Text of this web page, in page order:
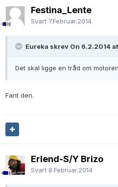
Festina_Lente
Svart 7.Februar.2014
Eureka skrev On 6.2.2014
Det skal ligge en tråd om
Fant den.
Erlend-S/Y Brizo
Svart 8.Februar.2014